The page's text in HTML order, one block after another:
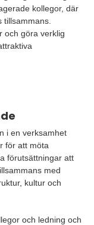
kollegor, där
och göra verklig
i en verksamhet
för att möta
förutsättningar att
med
kultur och
och ledning och